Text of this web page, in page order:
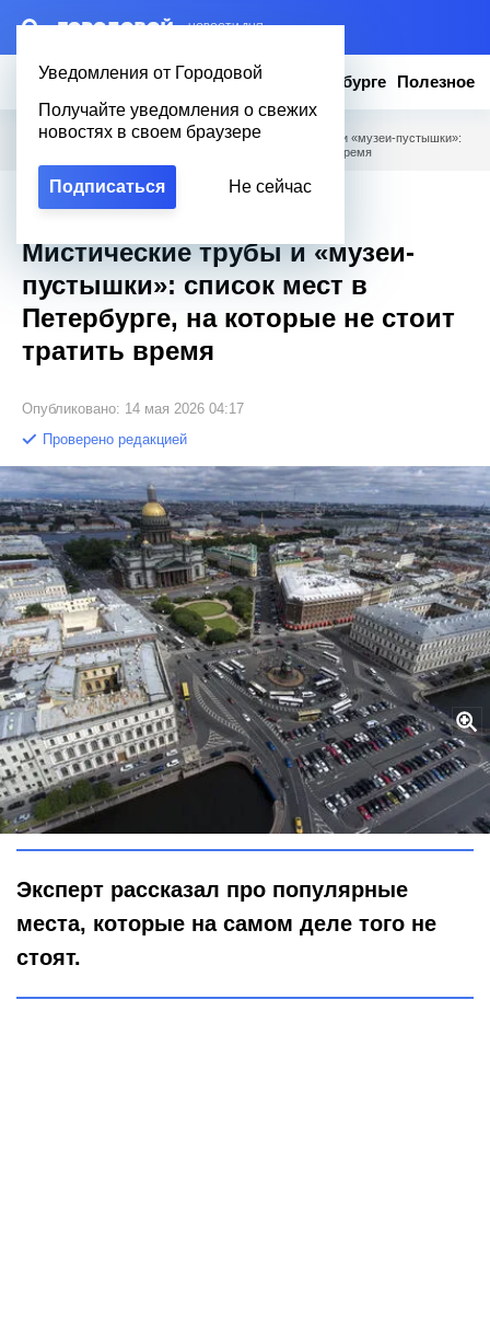
– НОВОСТИ ДНЯ
Уведомления от Городовой
Получайте уведомления о свежих
новостях в своем браузере
Подписаться Не сейчас
Новости Эксклюзив Вопросы о Петербурге Полезное
Городовой Новости Петербурга / Мистические трубы и «музеи-пустышки»:
список мест в Петербурге, на которые не стоит тратить время
Эксклюзив
Мистические трубы и «музеи-
пустышки»: список мест в
Петербурге, на которые не стоит
тратить время
Опубликовано: 14 мая 2026 04:17
Проверено редакцией
Мистические трубы и «музеи-пустышки»: список мест в
Петербурге, на которые не стоит тратить время
Global Look Press / Nikolay Gyngazov
Эксперт рассказал про популярные
места, которые на самом деле того не
стоят.